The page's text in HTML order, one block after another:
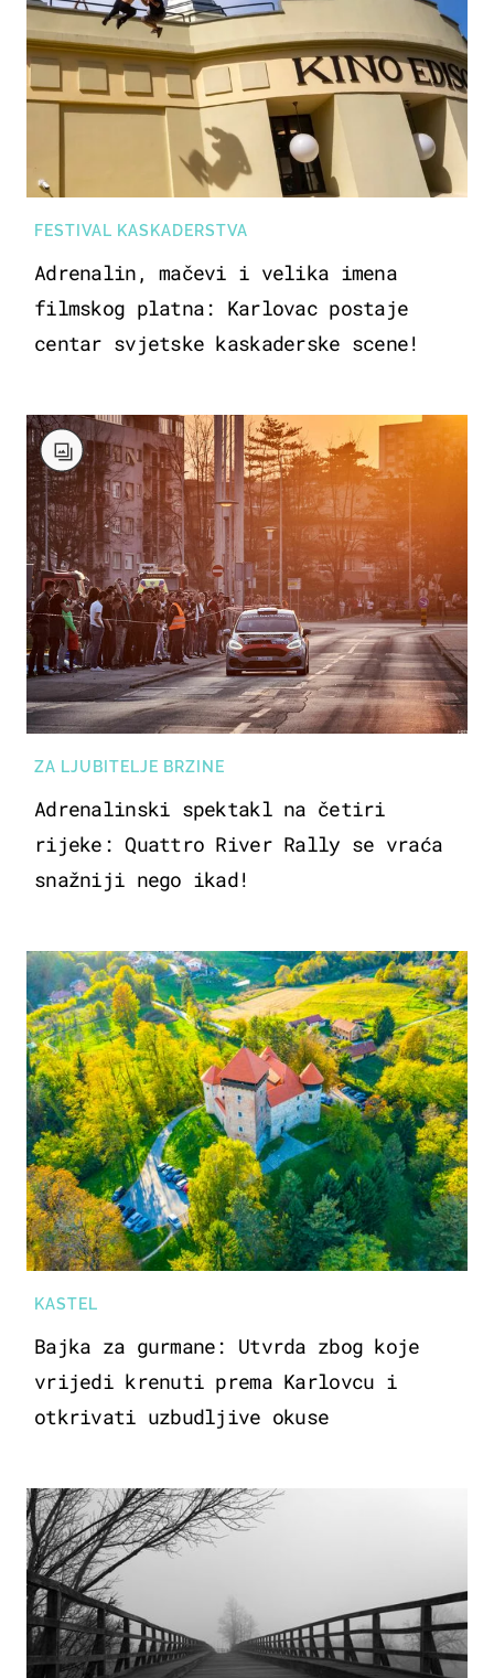
FESTIVAL KASKADERSTVA
Adrenalin, mačevi i velika imena
filmskog platna: Karlovac postaje
centar svjetske kaskaderske scene!
ZA LJUBITELJE BRZINE
Adrenalinski spektakl na četiri
rijeke: Quattro River Rally se vraća
snažniji nego ikad!
KASTEL
Bajka za gurmane: Utvrda zbog koje
vrijedi krenuti prema Karlovcu i
otkrivati uzbudljive okuse